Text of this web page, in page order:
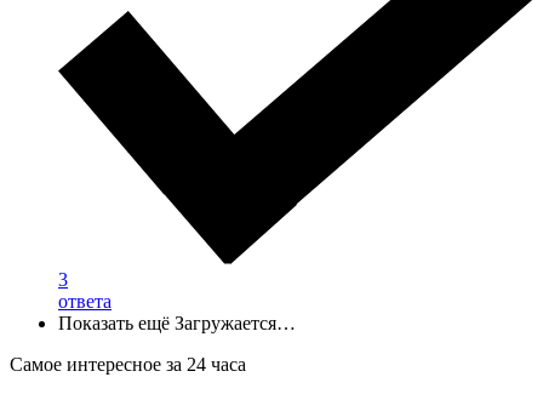
3
ответа
Показать ещё Загружается…
Самое интересное за 24 часа